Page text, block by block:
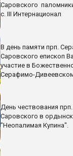
Саровского
с. III Интернационал
В день памяти прп.
Саровского епископ
участие в
Серафимо-
День чествования
Саровского в
"Неопалимая Купина".